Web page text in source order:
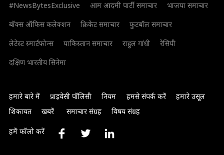
#NewsBytesExclusive
आम आदमी पार्टी समाचार
भाजपा समाचार
बॉक्स ऑफिस कलेक्शन
क्रिकेट समाचार
फुटबॉल समाचार
लेटेस्ट स्मार्टफोन्स
पाकिस्तान समाचार राहुल गांधी
रेसिपी
दक्षिण भारतीय सिनेमा
हमारे बारे में प्राइवेसी पॉलिसी नियम हमसे संपर्क करें
हमारे उसूल
शिकायत
खबरें समाचार संग्रह विषय संग्रह
हमें फॉलो करें